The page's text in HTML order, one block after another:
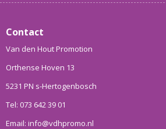
Contact
Van den Hout Promotion
Orthense Hoven 13
5231 PN s-Hertogenbosch
Tel: 073 642 39 01
Email: info@vdhpromo.nl